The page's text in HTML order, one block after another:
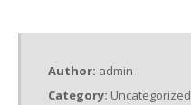
Author: admin
Category: Uncategorized